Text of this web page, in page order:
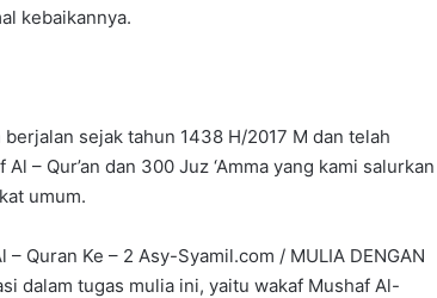
kebaikannya.
sejak tahun 1438 H/2017 M dan telah
– Qur’an dan 300 Juz ‘Amma yang kami salurkan
umum.
Quran Ke – 2 Asy-Syamil.com / MULIA DENGAN
dalam tugas mulia ini, yaitu wakaf Mushaf Al-